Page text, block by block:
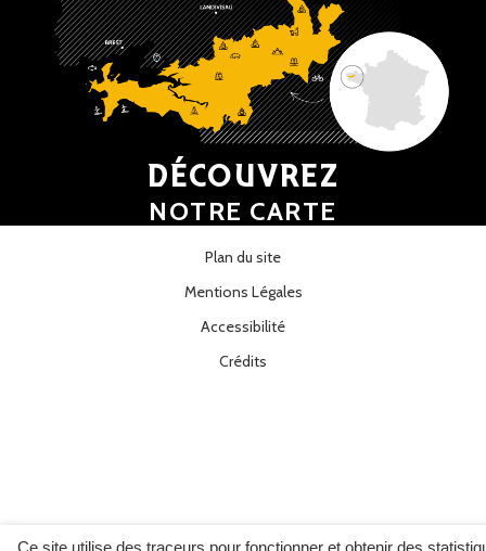
Ce site utilise des traceurs pour fonctionner et obtenir des
DÉCOUVREZ
NOTRE CARTE
Plan du site
Mentions Légales
Accessibilité
Crédits